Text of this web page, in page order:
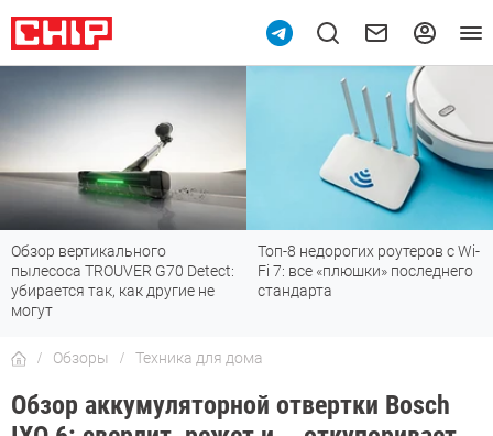
Топ-8 недорогих роутеров с Wi-
Fi 7: все «плюшки» последнего
стандарта
7 мессенджеров, которые
отлично работают в России
Обзоры Техника для дома
Обзор аккумуляторной отвертки Bosch